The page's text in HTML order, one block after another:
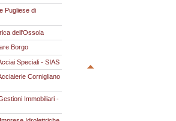
Pugliese di
dell'Ossola
Borgo
Speciali - SIAS
Cornigliano
Immobiliari -